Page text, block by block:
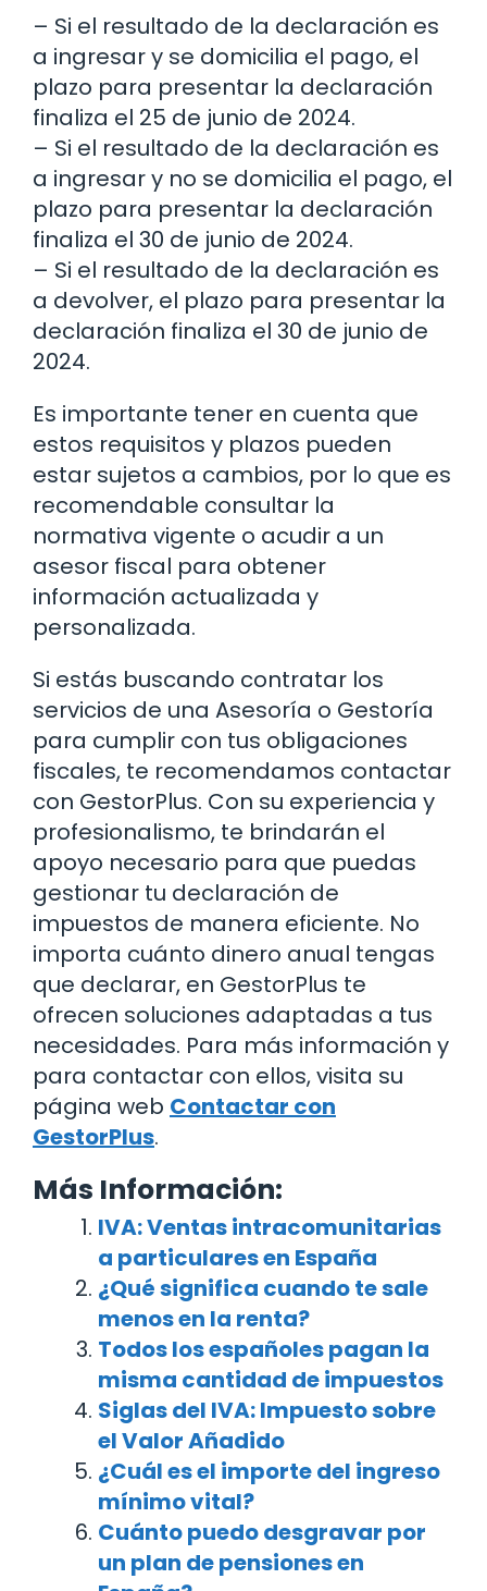
– Si el resultado de la declaración es
a ingresar y se domicilia el pago, el
plazo para presentar la declaración
finaliza el 25 de junio de 2024.
– Si el resultado de la declaración es
a ingresar y no se domicilia el pago, el
plazo para presentar la declaración
finaliza el 30 de junio de 2024.
– Si el resultado de la declaración es
a devolver, el plazo para presentar la
declaración finaliza el 30 de junio de
2024.
Es importante tener en cuenta que
estos requisitos y plazos pueden
estar sujetos a cambios, por lo que es
recomendable consultar la
normativa vigente o acudir a un
asesor fiscal para obtener
información actualizada y
personalizada.
Si estás buscando contratar los
servicios de una Asesoría o Gestoría
para cumplir con tus obligaciones
fiscales, te recomendamos contactar
con GestorPlus. Con su experiencia y
profesionalismo, te brindarán el
apoyo necesario para que puedas
gestionar tu declaración de
impuestos de manera eficiente. No
importa cuánto dinero anual tengas
que declarar, en GestorPlus te
ofrecen soluciones adaptadas a tus
necesidades. Para más información y
para contactar con ellos, visita su
página web Contactar con
GestorPlus.
Más Información:
IVA: Ventas intracomunitarias
a particulares en España
¿Qué significa cuando te sale
menos en la renta?
Todos los españoles pagan la
misma cantidad de impuestos
Siglas del IVA: Impuesto sobre
el Valor Añadido
¿Cuál es el importe del ingreso
mínimo vital?
Cuánto puedo desgravar por
un plan de pensiones en